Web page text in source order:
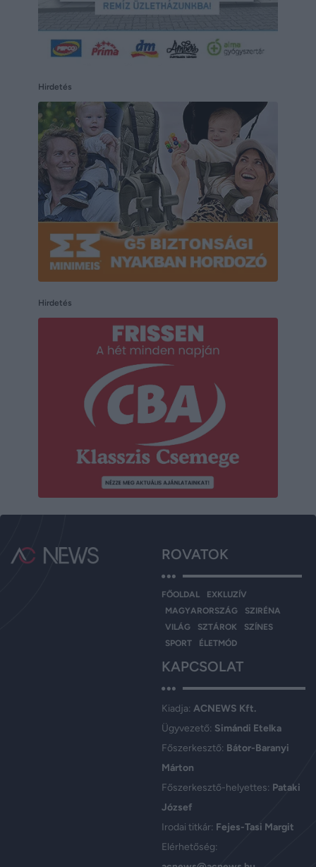
Hirdetés
Hirdetés
ROVATOK
FŐOLDAL
EXKLUZÍV
MAGYARORSZÁG
SZIRÉNA
VILÁG
SZTÁROK
SZÍNES
SPORT
ÉLETMÓD
KAPCSOLAT
Kiadja: ACNEWS Kft.
Ügyvezető: Simándi Etelka
Főszerkesztő: Bátor-Baranyi
Márton
Főszerkesztő-helyettes: Pataki
József
Irodai titkár: Fejes-Tasi Margit
Elérhetőség: